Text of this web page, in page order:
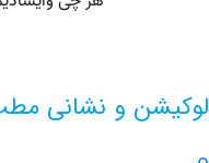
و نشانی مطب